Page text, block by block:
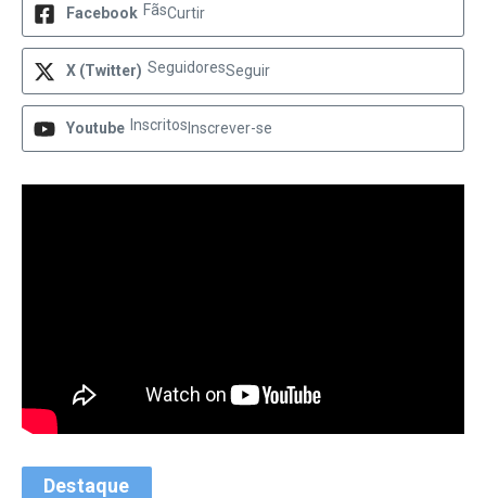
Facebook FãsCurtir
X (Twitter) SeguidoresSeguir
Youtube Inscritos Inscrever-se
Destaque